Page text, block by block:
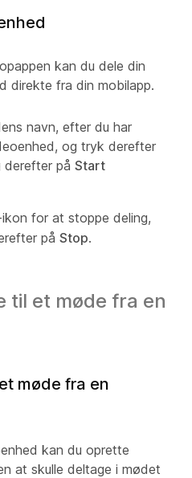
kan du dele din
direkte fra din mobilapp.
navn, efter du har
og tryk derefter
derefter på Start
for at stoppe deling,
på Stop.
til et møde fra en
møde fra en
kan du oprette
at skulle deltage i mødet